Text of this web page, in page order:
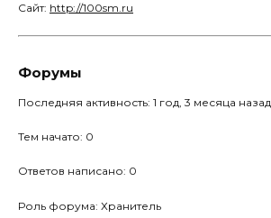
Сайт: http://100sm.ru
Форумы
Последняя активность: 1 год, 3 месяца назад
Тем начато: 0
Ответов написано: 0
Роль форума: Хранитель